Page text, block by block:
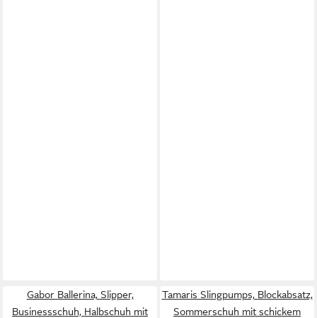
Gabor Ballerina, Slipper,
Businessschuh, Halbschuh mit
Tamaris Slingpumps, Blockabsatz,
Sommerschuh mit schickem